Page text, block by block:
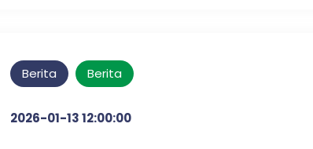
Berita Berita
2026-01-13 12:00:00